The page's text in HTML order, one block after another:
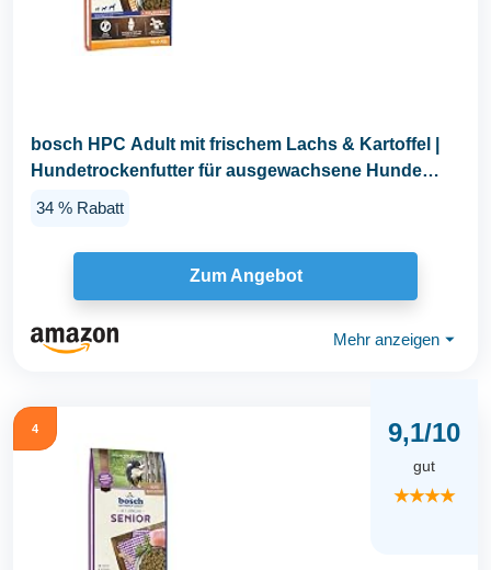
bosch HPC Adult mit frischem Lachs & Kartoffel |
Hundetrockenfutter für ausgewachsene Hunde
34 % Rabatt
Zum Angebot
Mehr anzeigen ⏷
4 9,1/10
gut
★★★★